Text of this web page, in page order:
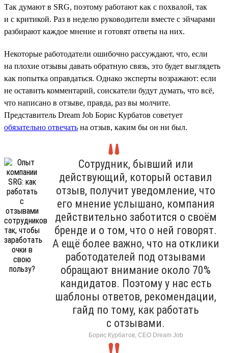
Так думают в SRG, поэтому работают как с похвалой, так
и с критикой. Раз в неделю руководители вместе с эйчарами
разбирают каждое мнение и готовят ответы на них.
Некоторые работодатели ошибочно рассуждают, что, если
на плохие отзывы давать обратную связь, это будет выглядеть
как попытка оправдаться. Однако эксперты возражают: если
не оставить комментарий, соискатели будут думать, что всё,
что написано в отзыве, правда, раз вы молчите.
Представитель Dream Job Борис Курбатов советует
обязательно отвечать на отзыв, каким бы он ни был.
Сотрудник, бывший или
действующий, который оставил
отзыв, получит уведомление, что
его мнение услышано, компания
действительно заботится о своём
бренде и о том, что о ней говорят.
А ещё более важно, что на отклики
работодателей под отзывами
обращают внимание около 70%
кандидатов. Поэтому у нас есть
шаблоны ответов, рекомендации,
гайд по тому, как работать
с отзывами.
Борис Курбатов, CEO Dream Job